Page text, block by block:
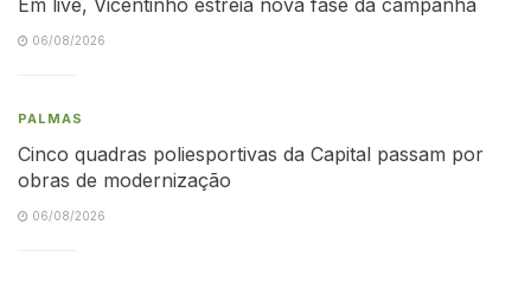
06/08/2026
PALMAS
Cinco quadras poliesportivas da Capital passam por
obras de modernização
06/08/2026